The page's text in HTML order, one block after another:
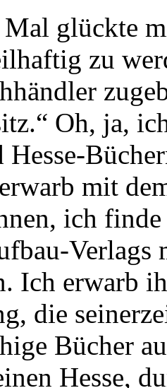
glückte
zu
Oh, ja,
mit
ich
Verlags
Ich erwarb
die
Bücher
Hesse,